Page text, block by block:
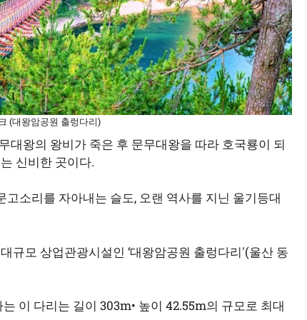
(대왕암공원 출렁다리)
대왕의 왕비가 죽은 후 문무대왕을 따라 호국룡이 되
신비한 곳이다.
소리를 자아내는 슬도, 오랜 역사를 지닌 울기등대
규모 상업관광시설인 ‘대왕암공원 출렁다리'(울산 동
이 다리는 길이 303m• 높이 42.55m의 규모로 최대